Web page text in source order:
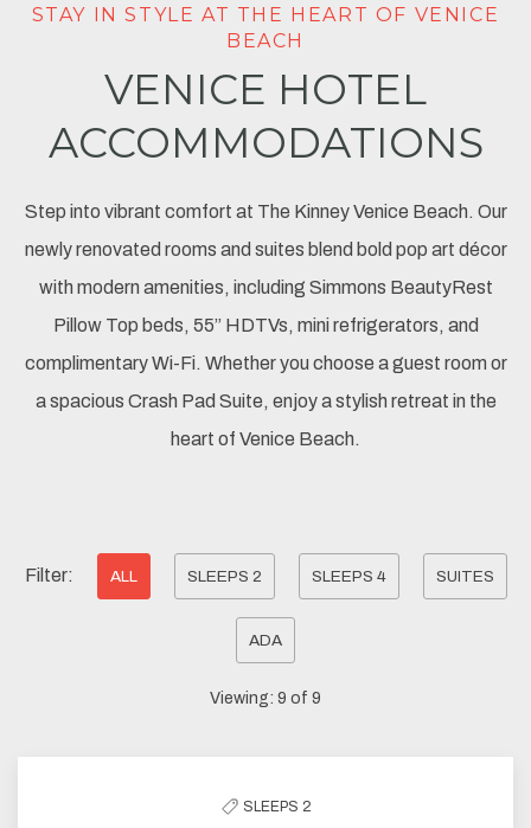
STAY IN STYLE AT THE HEART OF VENICE
BEACH
VENICE HOTEL
ACCOMMODATIONS
Step into vibrant comfort at The Kinney Venice Beach. Our
newly renovated rooms and suites blend bold pop art décor
with modern amenities, including Simmons BeautyRest
Pillow Top beds, 55” HDTVs, mini refrigerators, and
complimentary Wi-Fi. Whether you choose a guest room or
a spacious Crash Pad Suite, enjoy a stylish retreat in the
heart of Venice Beach.
Pick
Filter: ALL SLEEPS 2 SLEEPS 4 SUITES
ADA
Viewing: 9 of 9
SLEEPS 2